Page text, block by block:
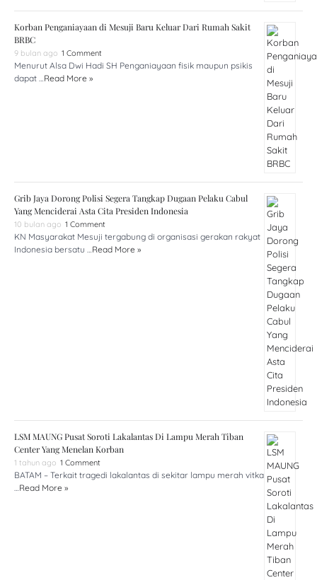
Korban Penganiayaan di Mesuji Baru Keluar Dari Rumah Sakit
BRBC
9 bulan ago 1 Comment
Menurut Alsa Dwi Hadi SH Penganiayaan fisik maupun psikis
dapat …Read More »
Grib Jaya Dorong Polisi Segera Tangkap Dugaan Pelaku Cabul
Yang Menciderai Asta Cita Presiden Indonesia
10 bulan ago 1 Comment
KN Masyarakat Mesuji tergabung di organisasi gerakan rakyat
Indonesia bersatu …Read More »
LSM MAUNG Pusat Soroti Lakalantas Di Lampu Merah Tiban
Center Yang Menelan Korban
1 tahun ago 1 Comment
BATAM – Terkait tragedi lakalantas di sekitar lampu merah vitka
…Read More »